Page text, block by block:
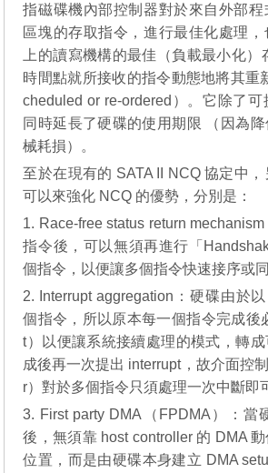
指磁碟機內部控制器對於來自外部
區塊的存取指令，進行最佳化處理，
上的讀寫機構的最佳（負載最小化）
時間點就所接收的指令動態地將其重
cheduled or re-ordered）。它除了
同時延長了硬碟的使用期限 （因為
械耗損）。
至於在現有的 SATA II NCQ 協定中
可以來強化 NCQ 的優勢，分別是：
1. Race-free status return
指令後，可以無須再進行「
個指令，以便讓多個指令快速接序或同
2. Interrupt aggregation：硬碟由於
個指令，所以原本每一個指令完成後
t）以便讓系統接續處理的模式，轉
成後再一次提出 interrupt，故介面控
r）對於多個指令只須處理一次中斷即
3. First party DMA（FPDMA）：當
後，無須靠 host controller 的 DMA
位置，而是由硬碟本身建立 DMA